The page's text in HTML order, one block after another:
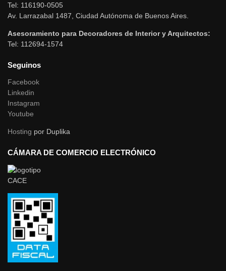
Tel: 116190-0505
Av. Larrazabal 1487, Ciudad Autónoma de Buenos Aires.
Asesoramiento para Decoradores de Interior y Arquitectos:
Tel: 112694-1574
Seguinos
Facebook
Linkedin
Instagram
Youtube
Hosting por Duplika
CÁMARA DE COMERCIO ELECTRÓNICO